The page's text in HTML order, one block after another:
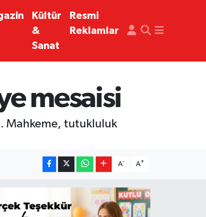
Kültür
&
Sanat
Resmi
Reklamlar
mesaisi
Mahkeme, tutukluluk
A- A+